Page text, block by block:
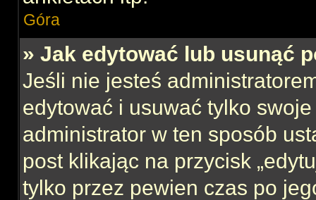
Góra
» Jak edytować lub usunąć
Jeśli nie jesteś
edytować i usuwać tylko
administrator w ten sposób
post klikając na przycisk
tylko przez pewien czas po